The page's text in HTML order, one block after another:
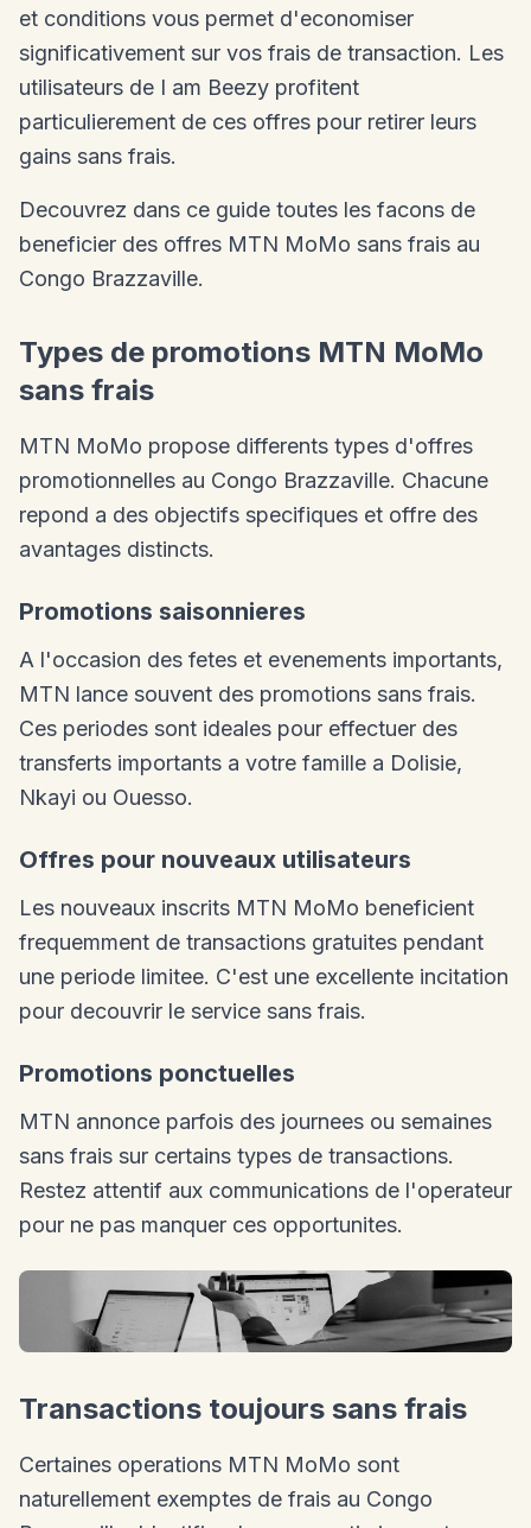
et conditions vous permet d'economiser
significativement sur vos frais de transaction. Les
utilisateurs de I am Beezy profitent
particulierement de ces offres pour retirer leurs
gains sans frais.
Decouvrez dans ce guide toutes les facons de
beneficier des offres MTN MoMo sans frais au
Congo Brazzaville.
Types de promotions MTN MoMo
sans frais
MTN MoMo propose differents types d'offres
promotionnelles au Congo Brazzaville. Chacune
repond a des objectifs specifiques et offre des
avantages distincts.
Promotions saisonnieres
A l'occasion des fetes et evenements importants,
MTN lance souvent des promotions sans frais.
Ces periodes sont ideales pour effectuer des
transferts importants a votre famille a Dolisie,
Nkayi ou Ouesso.
Offres pour nouveaux utilisateurs
Les nouveaux inscrits MTN MoMo beneficient
frequemment de transactions gratuites pendant
une periode limitee. C'est une excellente incitation
pour decouvrir le service sans frais.
Promotions ponctuelles
MTN annonce parfois des journees ou semaines
sans frais sur certains types de transactions.
Restez attentif aux communications de l'operateur
pour ne pas manquer ces opportunites.
Transactions toujours sans frais
Certaines operations MTN MoMo sont
naturellement exemptes de frais au Congo